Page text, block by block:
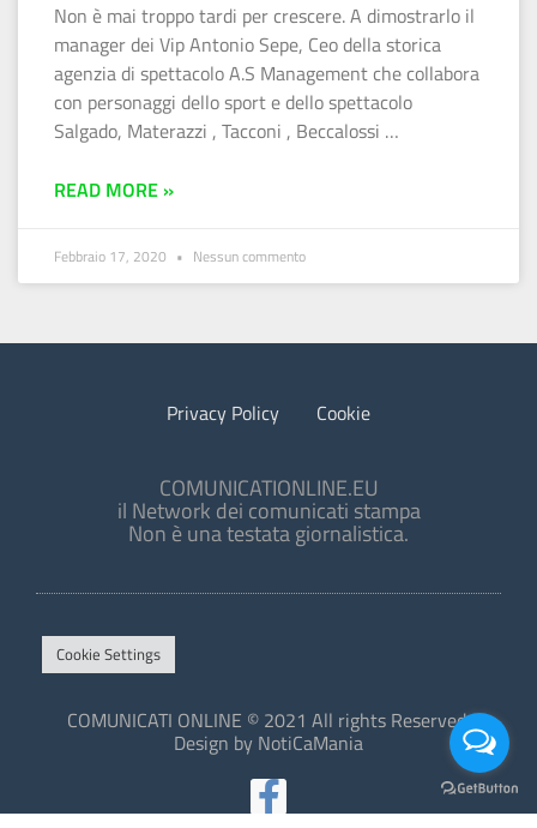
Non è mai troppo tardi per crescere. A dimostrarlo il
manager dei Vip Antonio Sepe, Ceo della storica
agenzia di spettacolo A.S Management che collabora
con personaggi dello sport e dello spettacolo
Salgado, Materazzi , Tacconi , Beccalossi …
READ MORE »
Febbraio 17, 2020 Nessun commento
Privacy Policy Cookie
COMUNICATIONLINE.EU
il Network dei comunicati stampa
Non è una testata giornalistica.
Cookie Settings
COMUNICATI ONLINE © 2021 All rights Reserved.
Design by NotiCaMania